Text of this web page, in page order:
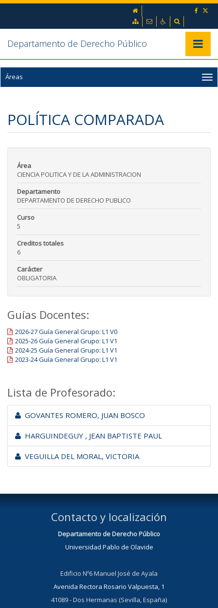
Ir al contenido principal de la página (alt + s)
Ir al menú principal (alt + u)
Mapa webContactoAccesibilidad
Departamento de Derecho Público
Áreas
POLÍTICA COMPARADA
Área
CIENCIA POLITICA Y DE LA ADMINISTRACION
Departamento
DEPARTAMENTO DE DERECHO PUBLICO
Curso
5
Creditos totales
6
Carácter
OBLIGATORIA
Guías Docentes:
2026-27 Guía General Grupo: L1 V0
2025-26 Guía General Grupo: L1 V1
2024-25 Guía General Grupo: L1 V1
2023-24 Guía General Grupo: L1 V1
Lista de Profesorado:
GOVANTES ROMERO, JUAN BOSCO
HARGUINDEGUY , JEAN BAPTISTE PAUL
VEGUILLA DEL MORAL, VICTORIA
Contacto y localización
Departamento de Derecho Público
Universidad Pablo de Olavide
Edificio Nº6 Manuel José de Ayala
Avenida Rectora Rosario Valpuesta, 1
41089 - Dos Hermanas (Sevilla, España)